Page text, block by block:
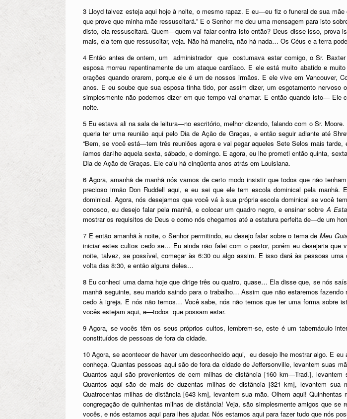
3 Lloyd talvez esteja aqui hoje à noite, o mesmo rapaz. E eu—eu fiz o funeral de sua
que prove que minha mãe ressuscitará.” E o Senhor me deu uma mensagem para isto
disto, ela ressuscitará. Quem—quem vai falar contra isto então? Deus disse isso, prova
mais, ela tem que ressuscitar, veja. Não há maneira, não há nada… Os Céus e a terra
4 Então antes de ontem, um administrador que costumava estar comigo, o Sr.
esposa morreu repentinamente de um ataque cardíaco. E ele está muito abatido e
orações quando orarem, porque ele é um de nossos irmãos. E ele vive em Vancouver,
anos. E eu soube que sua esposa tinha tido, por assim dizer, um esgotamento
simplesmente não podemos dizer em que tempo vai chamar. E então quando isto—
noite.
5 Eu estava ali na sala de leitura—no escritório, melhor dizendo, falando com o Sr.
queria ter uma reunião aqui pelo Dia de Ação de Graças, e então seguir adiante até
“Bem, se você está—tem três reuniões agora e vai pegar aqueles Sete Selos mais
íamos dar-lhe aquela sexta, sábado, e domingo. E agora, eu lhe prometi então quinta,
Dia de Ação de Graças. Ele caiu há cinqüenta anos atrás em Louisiana.
6 Agora, amanhã de manhã nós vamos de certo modo insistir que todos que não
precioso irmão Don Ruddell aqui, e eu sei que ele tem escola dominical pela
dominical. Agora, nós desejamos que você vá à sua própria escola dominical se você
conosco, eu desejo falar pela manhã, e colocar um quadro negro, e ensinar sobreA
mostrar os requisitos de Deus e como nós chegamos até a estatura perfeita de—de um
7 E então amanhã à noite, o Senhor permitindo, eu desejo falar sobre o tema de Meu
iniciar estes cultos cedo se… Eu ainda não falei com o pastor, porém eu desejaria
noite, talvez, se possível, começar às 6:30 ou algo assim. E isso dará às pessoas
volta das 8:30, e então alguns deles…
8 Eu conheci uma dama hoje que dirige três ou quatro, quase… Ela disse que, se nós
manhã seguinte, seu marido saindo para o trabalho… Assim que não estaremos
cedo à igreja. E nós não temos… Você sabe, nós não temos que ter uma forma
vocês estejam aqui, e—todos que possam estar.
9 Agora, se vocês têm os seus próprios cultos, lembrem-se, este é um tabernáculo
constituídos de pessoas de fora da cidade.
10 Agora, se acontecer de haver um desconhecido aqui, eu desejo lhe mostrar algo. E
conheça. Quantas pessoas aqui são de fora da cidade de Jeffersonville, levantem suas
Quantos aqui são provenientes de cem milhas de distância [160 km—Trad.],
Quantos aqui são de mais de duzentas milhas de distância [321 km], levantem
Quatrocentas milhas de distância [643 km], levantem sua mão. Olhem aqui!
congregação de quinhentas milhas de distância! Veja, são simplesmente amigos que
vocês, e nós estamos aqui para lhes ajudar. Nós estamos aqui para fazer tudo que nós